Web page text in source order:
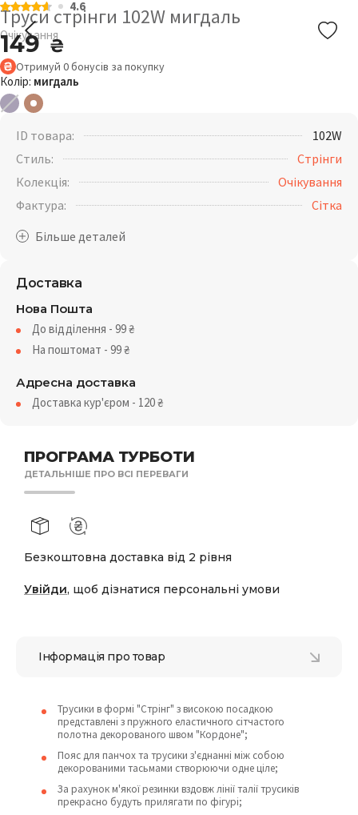
4.6
Труси стрінги 102W мигдаль
Очікування
149 ₴
Отримуй 0бонусів за покупку
Колір: мигдаль
ПРОГРАМА ТУРБОТИ
ДЕТАЛЬНІШЕ ПРО ВСІ ПЕРЕВАГИ
Безкоштовна доставка від 2 рівня
Увійди, щоб дізнатися персональні умови
ID товара:
102W
Стиль:
Стрінги
Колекція:
Очікування
Фактура:
Сітка
Доставка
Нова Пошта
До відділення - 99₴
На поштомат - 99₴
Адресна доставка
Доставка кур'єром - 120₴
Інформація про товар
Трусики в формі "Стрінг" з високою посадкою
представлені з пружного еластичного сітчастого
полотна декорованого швом "Кордоне";
Пояс для панчох та трусики з'єднанні між собою
декорованими тасьмами створюючи одне ціле;
За рахунок м'якої резинки вздовж лінії талії трусиків
прекрасно будуть прилягати по фігурі;